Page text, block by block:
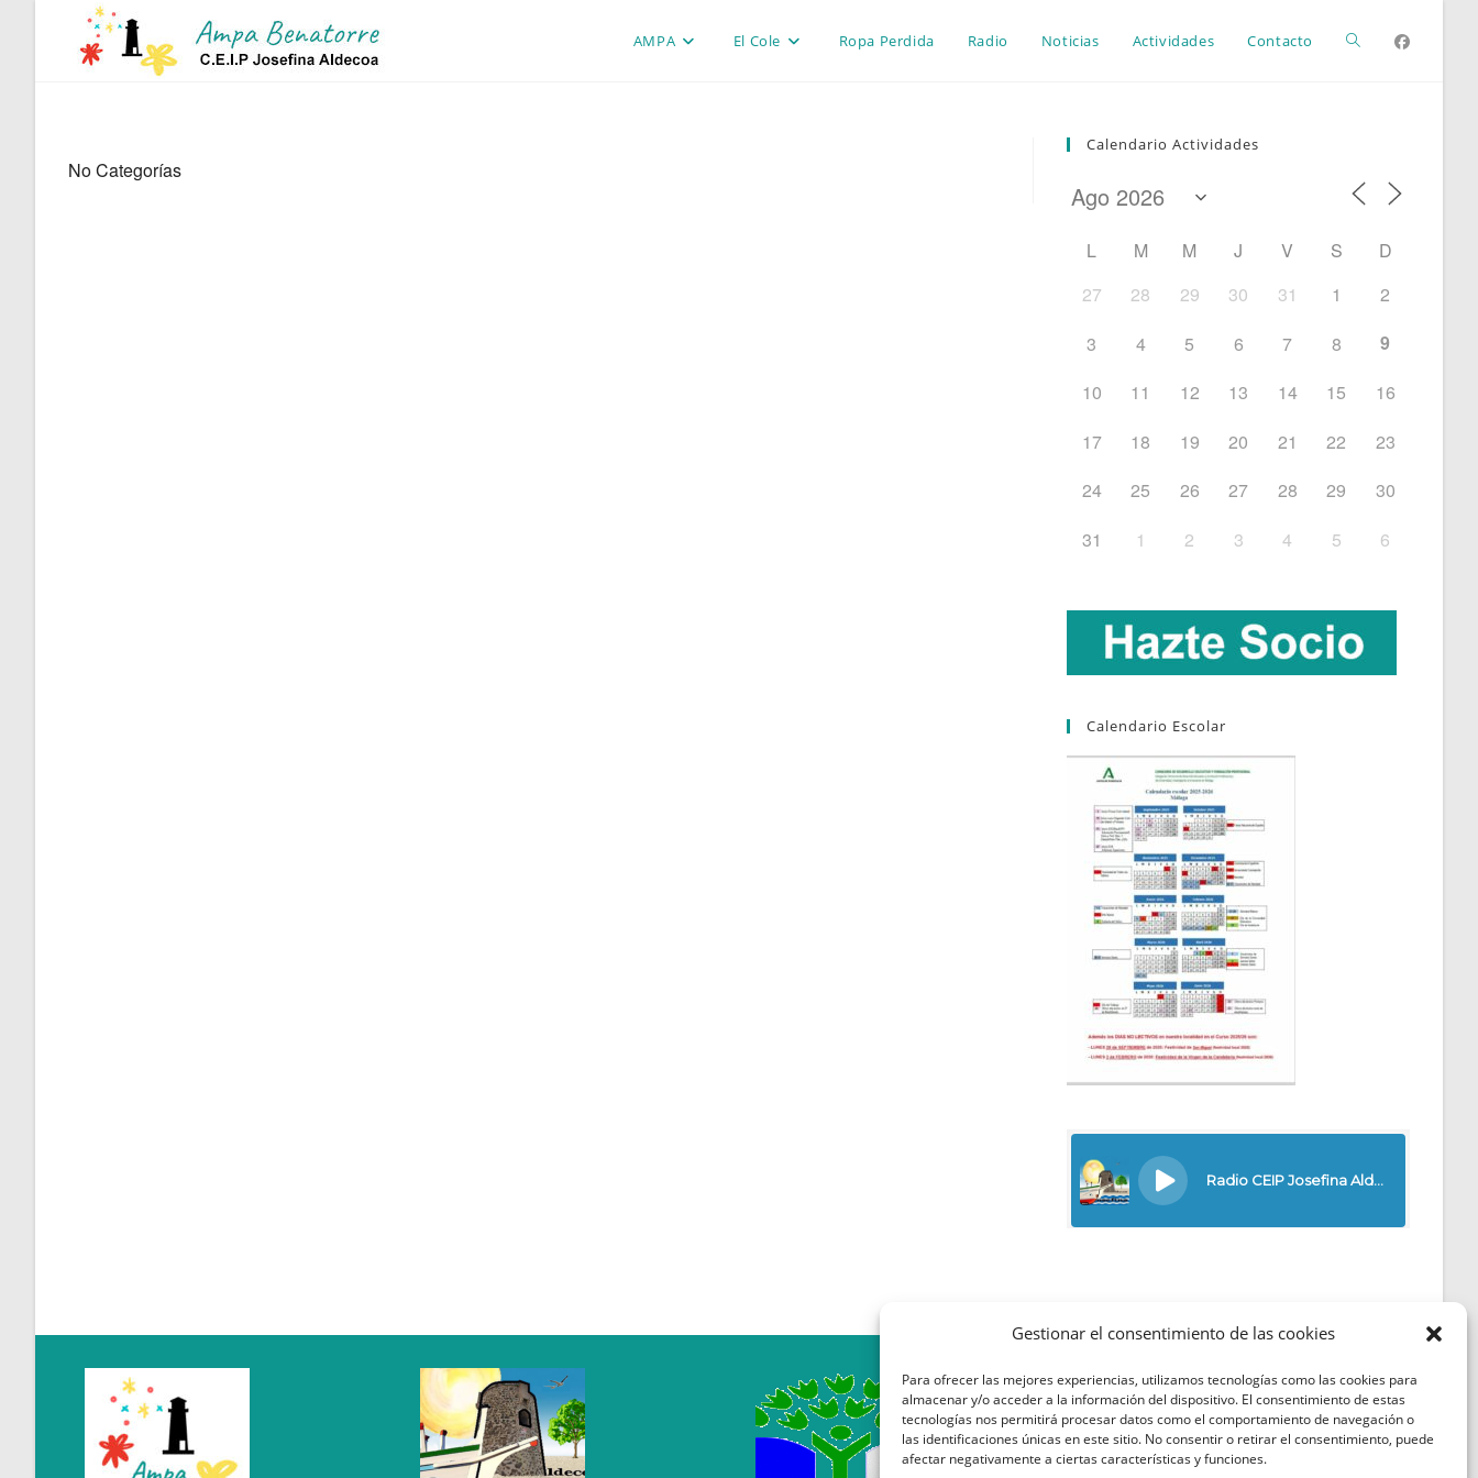
Gestionar el consentimiento de las cookies
Para ofrecer las mejores experiencias, utilizamos tecnologías como las cookies para
almacenar y/o acceder a la información del dispositivo. El consentimiento de estas
tecnologías nos permitirá procesar datos como el comportamiento de navegación o
las identificaciones únicas en este sitio. No consentir o retirar el consentimiento, puede
afectar negativamente a ciertas características y funciones.
AMPA El Cole Ropa Perdida Radio Noticias Actividades Contacto Alternar
de
No Categorías
Calendario Actividades
L M M J V S
D
27
28 29 30 31 1
2
3
4 5 6 7 8
9
10
11 12 13 14 15
16
17
18 19 20 21 22
23
24
25 26 27 28 29
30
31
1 2 3 4 5 6
Calendario Escolar
Política de Cookies
Política de Privacidad